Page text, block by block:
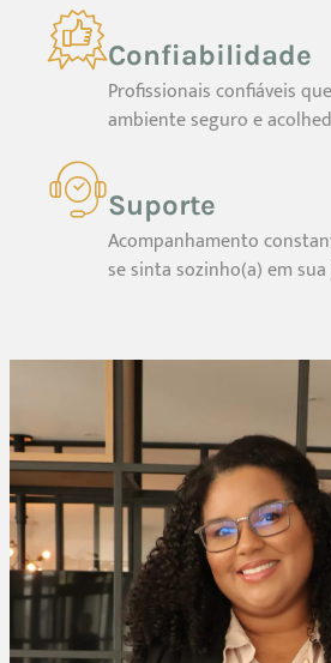
Confiabilidade
Profissionais confiáveis
ambiente seguro e
Suporte
Acompanhamento
se sinta sozinho(a) em